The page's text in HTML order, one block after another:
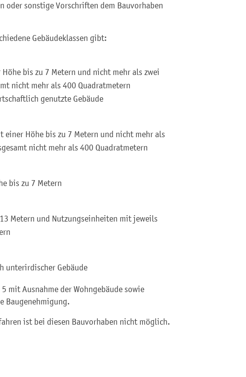
oder sonstige Vorschriften dem Bauvorhaben
Gebäudeklassen gibt:
bis zu 7 Metern und nicht mehr als zwei
nicht mehr als 400 Quadratmetern
genutzte Gebäude
Höhe bis zu 7 Metern und nicht mehr als
nicht mehr als 400 Quadratmetern
bis zu 7 Metern
Metern und Nutzungseinheiten mit jeweils
unterirdischer Gebäude
mit Ausnahme der Wohngebäude sowie
Baugenehmigung.
ist bei diesen Bauvorhaben nicht möglich.